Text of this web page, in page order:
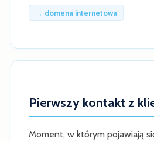
→ domena internetowa
Pierwszy kontakt z
Moment, w którym pojawiają